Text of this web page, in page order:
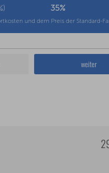
35%
und dem Preis der Standard-
weiter